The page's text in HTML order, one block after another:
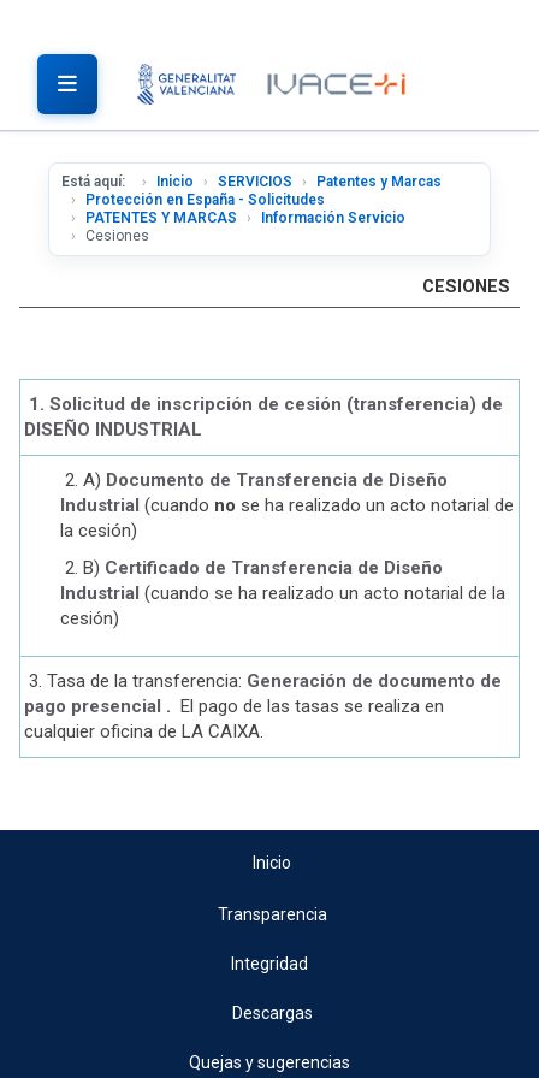
Está aquí: Inicio SERVICIOS
Patentes y Marcas
Protección en España - Solicitudes
PATENTES Y MARCAS
Información Servicio
Cesiones
CESIONES
1. Solicitud de inscripción de cesión (transferencia) de
DISEÑO INDUSTRIAL
2. A) Documento de Transferencia de Diseño
Industrial (cuando no se ha realizado un acto notarial de
la cesión)
2. B) Certificado de Transferencia de Diseño
Industrial (cuando se ha realizado un acto notarial de la
cesión)
3. Tasa de la transferencia: Generación de documento de
pago presencial . El pago de las tasas se realiza en
cualquier oficina de LA CAIXA.
Inicio
Transparencia
Integridad
Descargas
Quejas y sugerencias